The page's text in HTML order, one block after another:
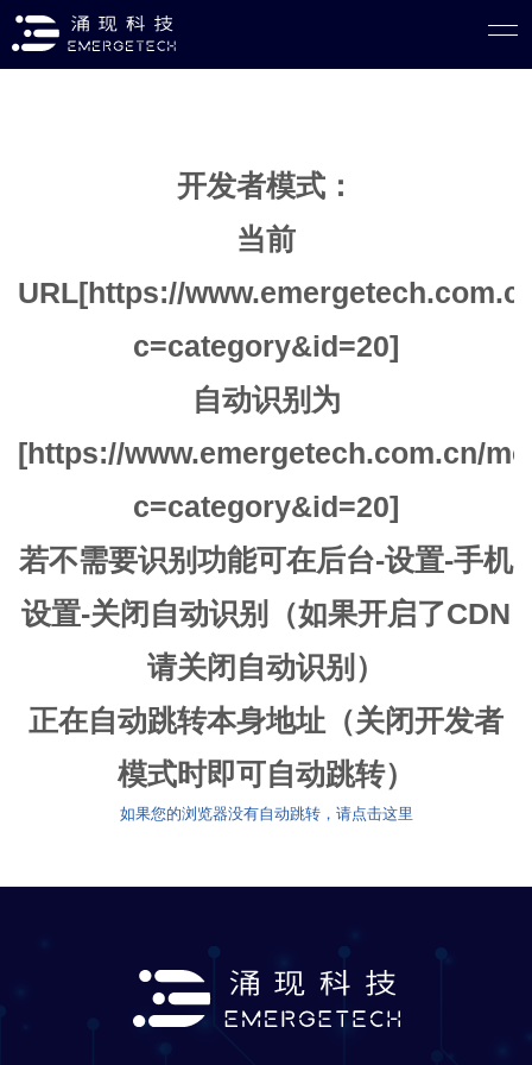
开发者模式：
当前
URL[https://
c=category&id=20]
自动识别为
[https://www.emergetech.com.cn/
c=category&id=20]
若不需要识别功能可在后台-设置-手机
设置-关闭自动识别（如果开启了CDN
请关闭自动识别）
正在自动跳转本身地址（关闭开发者
模式时即可自动跳转）
如果您的浏览器没有自动跳转，请点击这里